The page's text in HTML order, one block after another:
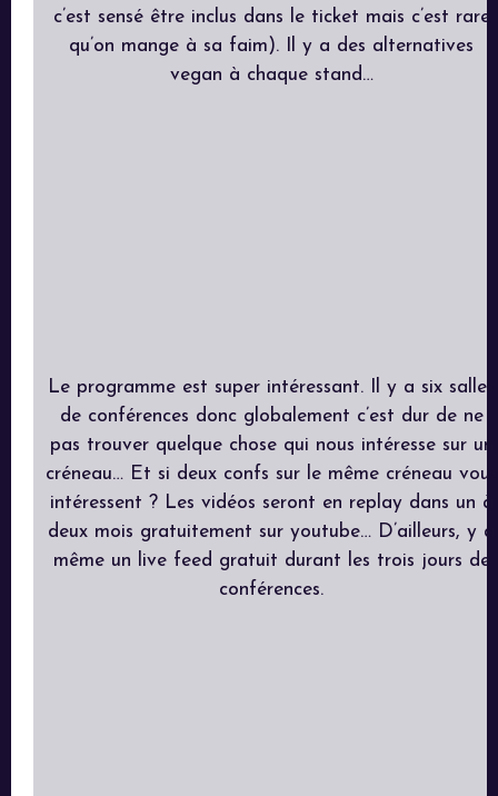
c’est sensé être inclus dans le ticket mais c’est rare
qu’on mange à sa faim). Il y a des alternatives
vegan à chaque stand…
Le programme est super intéressant. Il y a six salles
de conférences donc globalement c’est dur de ne
pas trouver quelque chose qui nous intéresse sur un
créneau… Et si deux confs sur le même créneau vous
intéressent ? Les vidéos seront en replay dans un à
deux mois gratuitement sur youtube… D’ailleurs, y a
même un live feed gratuit durant les trois jours de
conférences.